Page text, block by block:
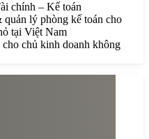
chính – Kế toán
lý phòng kế toán cho
tại Việt Nam
chủ kinh doanh không